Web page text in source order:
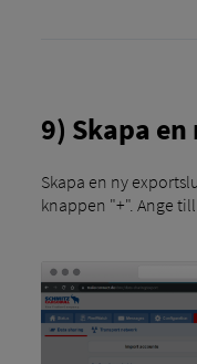
9) Skapa
Skapa en ny
knappen "+". Ange